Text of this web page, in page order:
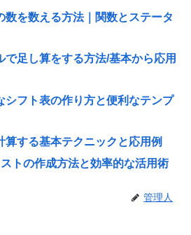
数を数える方法｜関数とステータ
で足し算をする方法/基本から応用
シフト表の作り方と便利なテンプ
算する基本テクニックと応用例
トの作成方法と効率的な活用術
管理人